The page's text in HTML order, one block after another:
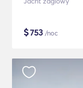
$753 /noc